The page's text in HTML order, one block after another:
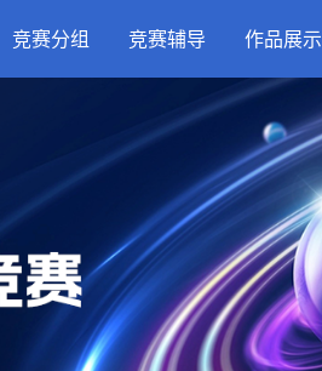
竞赛分组 竞赛辅导 作品展示